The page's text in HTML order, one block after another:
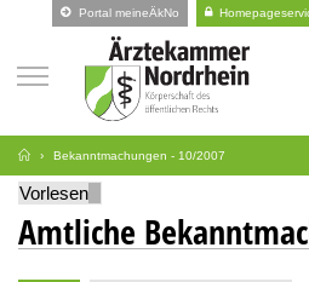
Portal meineÄkNo
Bekanntmachungen - 10/2007
Vorlesen
Amtliche